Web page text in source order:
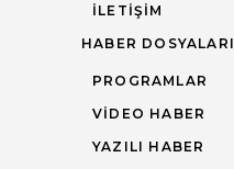
İLETIŞIM
HABER DOSYALARI
PROGRAMLAR
VIDEO HABER
YAZILI HABER